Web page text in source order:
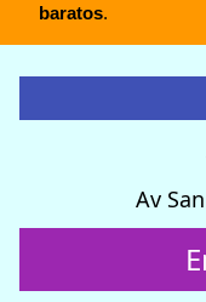
baratos.
Av